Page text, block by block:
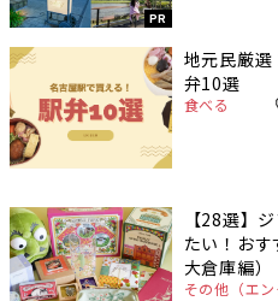
PR
地元民厳選
弁10選
食べる
【28選】
たい！お
大倉庫編）
その他（エン